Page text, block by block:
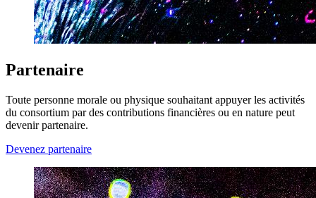
Partenaire
Toute personne morale ou physique souhaitant appuyer les activités
du consortium par des contributions financières ou en nature peut
devenir partenaire.
Devenez partenaire